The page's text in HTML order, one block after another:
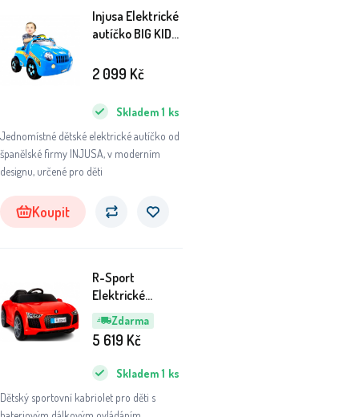
Injusa Elektrické
autíčko BIG KID
Jednomístné dětské elektrické autíčko od
španělské firmy INJUSA, v moderním
designu, určené pro děti
Skladem 1 ks
2 099 Kč
Koupit
Zdarma
R-Sport
Elektrické
autíčko Cabrio
B4 Červené
Dětský sportovní kabriolet pro děti s
Skladem 1 ks
5 619 Kč